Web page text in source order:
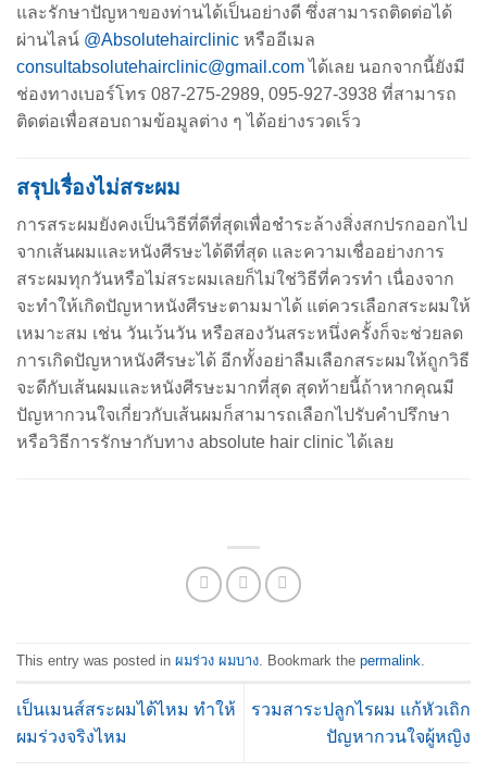
และรักษาปัญหาของท่านได้เป็นอย่างดี ซึ่งสามารถติดต่อได้
ผ่านไลน์ @Absolutehairclinic หรืออีเมล
consultabsolutehairclinic@gmail.comได้เลย นอกจากนี้ยังมี
ช่องทางเบอร์โทร 087-275-2989, 095-927-3938 ที่สามารถ
ติดต่อเพื่อสอบถามข้อมูลต่าง ๆ ได้อย่างรวดเร็ว
สรุปเรื่องไม่สระผม
การสระผมยังคงเป็นวิธีที่ดีที่สุดเพื่อชำระล้างสิ่งสกปรกออกไป
จากเส้นผมและหนังศีรษะได้ดีที่สุด และความเชื่ออย่างการ
สระผมทุกวันหรือไม่สระผมเลยก็ไม่ใช่วิธีที่ควรทำ เนื่องจาก
จะทำให้เกิดปัญหาหนังศีรษะตามมาได้ แต่ควรเลือกสระผมให้
เหมาะสม เช่น วันเว้นวัน หรือสองวันสระหนึ่งครั้งก็จะช่วยลด
การเกิดปัญหาหนังศีรษะได้ อีกทั้งอย่าลืมเลือกสระผมให้ถูกวิธี
จะดีกับเส้นผมและหนังศีรษะมากที่สุด สุดท้ายนี้ถ้าหากคุณมี
ปัญหากวนใจเกี่ยวกับเส้นผมก็สามารถเลือกไปรับคำปรึกษา
หรือวิธีการรักษากับทาง absolute hair clinic ได้เลย
This entry was posted in ผมร่วง ผมบาง. Bookmark the permalink.
เป็นเมนส์สระผมได้ไหม ทำให้
ผมร่วงจริงไหม
รวมสาระปลูกไรผม แก้หัวเถิก
ปัญหากวนใจผู้หญิง